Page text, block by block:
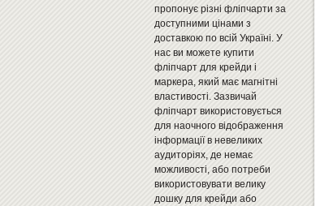
пропонує різні фліпчарти за
доступними цінами з
доставкою по всій Україні. У
нас ви можете купити
фліпчарт для крейди і
маркера, який має магнітні
властивості. Зазвичай
фліпчарт використовується
для наочного відображення
інформації в невеликих
аудиторіях, де немає
можливості, або потреби
використовувати велику
дошку для крейди або